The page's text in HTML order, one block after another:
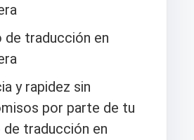
de traducción en
y rapidez sin
por parte de tu
traducción en